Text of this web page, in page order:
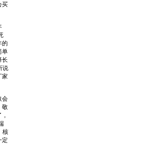
买
的
单
长
说
家
会
敬
核
定